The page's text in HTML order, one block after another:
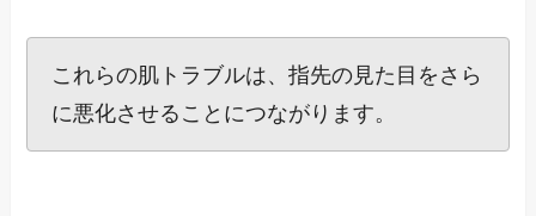
これらの肌トラブルは、指先の見た目をさら
に悪化させることにつながります。